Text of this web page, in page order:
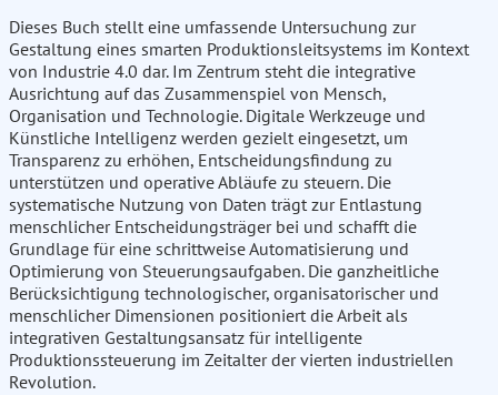
Dieses Buch stellt eine umfassende Untersuchung zur
Gestaltung eines smarten Produktionsleitsystems im Kontext
von Industrie 4.0 dar. Im Zentrum steht die integrative
Ausrichtung auf das Zusammenspiel von Mensch,
Organisation und Technologie. Digitale Werkzeuge und
Künstliche Intelligenz werden gezielt eingesetzt, um
Transparenz zu erhöhen, Entscheidungsfindung zu
unterstützen und operative Abläufe zu steuern. Die
systematische Nutzung von Daten trägt zur Entlastung
menschlicher Entscheidungsträger bei und schafft die
Grundlage für eine schrittweise Automatisierung und
Optimierung von Steuerungsaufgaben. Die ganzheitliche
Berücksichtigung technologischer, organisatorischer und
menschlicher Dimensionen positioniert die Arbeit als
integrativen Gestaltungsansatz für intelligente
Produktionssteuerung im Zeitalter der vierten industriellen
Revolution.